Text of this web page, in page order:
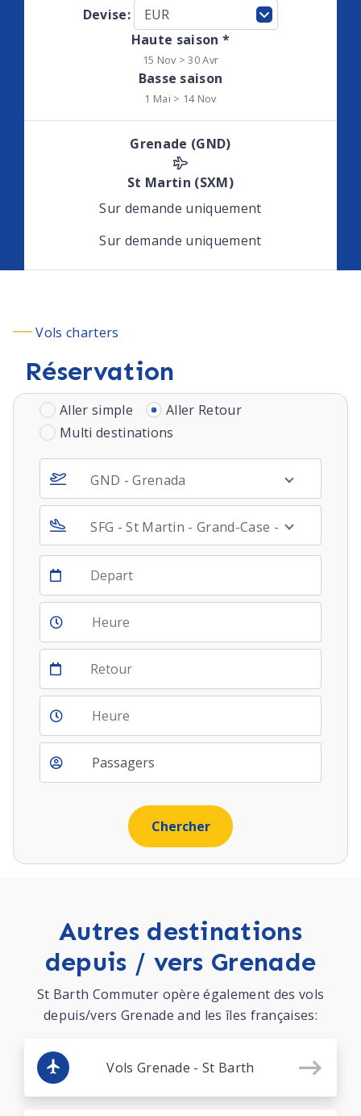
Devise:
Haute saison *
15 Nov > 30 Avr
Basse saison
1 Mai > 14 Nov
Grenade (GND)
St Martin (SXM)
Sur demande uniquement
Sur demande uniquement
Vols charters
Réservation
Aller simple
Aller Retour
Multi destinations
GND - Grenada
SFG - St Martin - Grand-Case - FRENCH
Autres destinations
depuis / vers Grenade
St Barth Commuter opère également des vols
depuis/vers Grenade and les îles françaises:
Vols Grenade - St Barth